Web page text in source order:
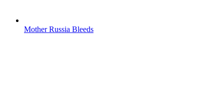
Mother Russia Bleeds